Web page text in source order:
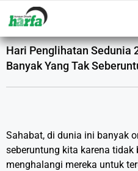
Hari Penglihatan Sedunia
Banyak Yang Tak
Sahabat, di dunia ini banyak
seberuntung kita karena
menghalangi mereka untuk